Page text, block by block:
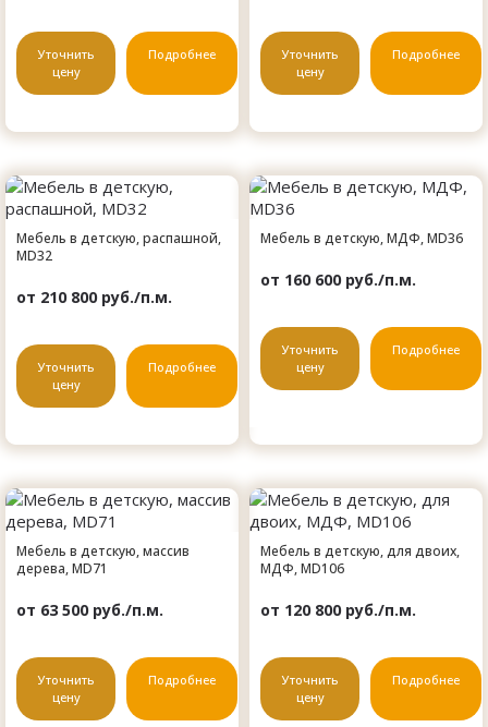
Уточнить
цену
Подробнее
Уточнить
цену
Подробнее
Мебель в детскую, распашной,
MD32
от 210 800 руб./п.м.
Уточнить
цену
Подробнее
Мебель в детскую, МДФ, MD36
от 160 600 руб./п.м.
Уточнить
цену
Подробнее
Мебель в детскую, массив
дерева, MD71
от 63 500 руб./п.м.
Уточнить
цену
Подробнее
Мебель в детскую, для двоих,
МДФ, MD106
от 120 800 руб./п.м.
Уточнить
цену
Подробнее